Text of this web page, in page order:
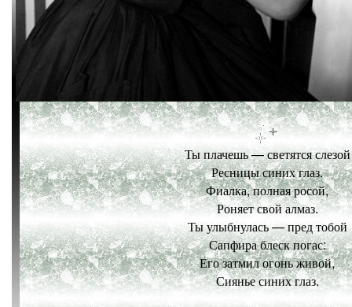
Ты плачешь — светятся слезой
Ресницы синих глаз.
Фиалка, полная росой,
Роняет свой алмаз.
Ты улыбнулась — пред тобой
Сапфира блеск погас:
Его затмил огонь живой,
Сиянье синих глаз.